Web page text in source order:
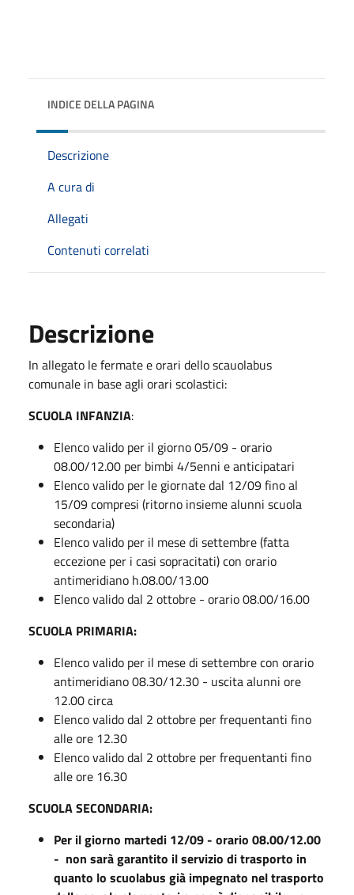
INDICE DELLA PAGINA
Descrizione
A cura di
Allegati
Contenuti correlati
Descrizione
In allegato le fermate e orari dello scauolabus
comunale in base agli orari scolastici:
SCUOLA INFANZIA:
Elenco valido per il giorno 05/09 - orario
08.00/12.00 per bimbi 4/5enni e anticipatari
Elenco valido per le giornate dal 12/09 fino al
15/09 compresi (ritorno insieme alunni scuola
secondaria)
Elenco valido per il mese di settembre (fatta
eccezione per i casi sopracitati) con orario
antimeridiano h.08.00/13.00
Elenco valido dal 2 ottobre - orario 08.00/16.00
SCUOLA PRIMARIA:
Elenco valido per il mese di settembre con orario
antimeridiano 08.30/12.30 - uscita alunni ore
12.00 circa
Elenco valido dal 2 ottobre per frequentanti fino
alle ore 12.30
Elenco valido dal 2 ottobre per frequentanti fino
alle ore 16.30
SCUOLA SECONDARIA:
Per il giorno martedi 12/09 - orario 08.00/12.00
- non sarà garantito il servizio di trasporto in
quanto lo scuolabus già impegnato nel trasporto